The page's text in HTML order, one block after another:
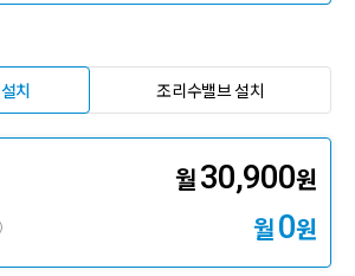
치 조리수밸브 설치
월 30,900원
월 0원